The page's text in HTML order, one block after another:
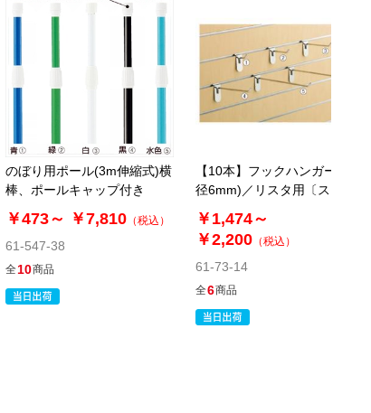
08月24日頃の出荷
税抜 ￥2,100 /単価
￥2,310
カートに入れる
のぼり用ポール(3m伸縮式)横
棒、ポールキャップ付き
￥473～ ￥7,810 （税込）
61-547-38
全10商品
【10本】フックハンガー(直
径6mm)／リスタ用〔ストエ
キオリジナル〕
￥1,474～
￥2,200 （税込）
61-73-14
全6商品